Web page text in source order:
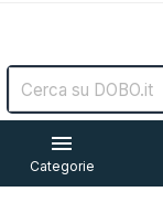

Categorie